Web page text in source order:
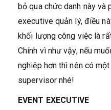
bỏ qua chức danh này và
executive quản lý, điều
khối lượng công việc là
Chính vì như vậy, nếu
nghiệp hơn thì nên có
supervisor nhé!
EVENT EXECUTIVE